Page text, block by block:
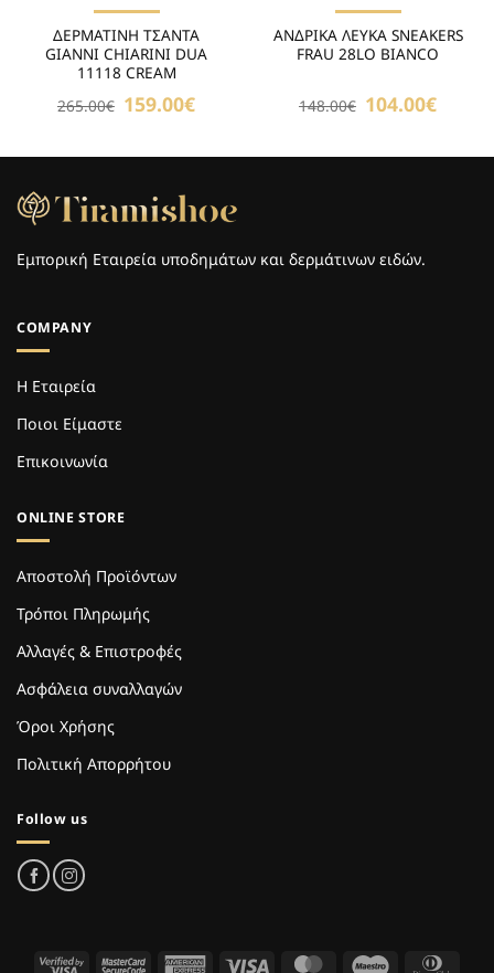
ΔΕΡΜΑΤΙΝΗ ΤΣΑΝΤΑ
GIANNI CHIARINI DUA
11118 CREAM
265.00€ Original
price
159.00€Η
τρέχουσα
159.00€.
ΑΝΔΡΙΚΑ ΛΕΥΚΑ SNEAKERS
FRAU 28LO BIANCO
148.00€ Original
price
104.00€Η
Εμπορική Εταιρεία υποδημάτων και δερμάτινων ειδών.
COMPANY
Η Εταιρεία
Ποιοι Είμαστε
Επικοινωνία
ONLINE STORE
Αποστολή Προϊόντων
Τρόποι Πληρωμής
Αλλαγές & Επιστροφές
Ασφάλεια συναλλαγών
Όροι Χρήσης
Πολιτική Απορρήτου
Follow us
Visa MasterCard AmericanVisa MasterCard Maestro